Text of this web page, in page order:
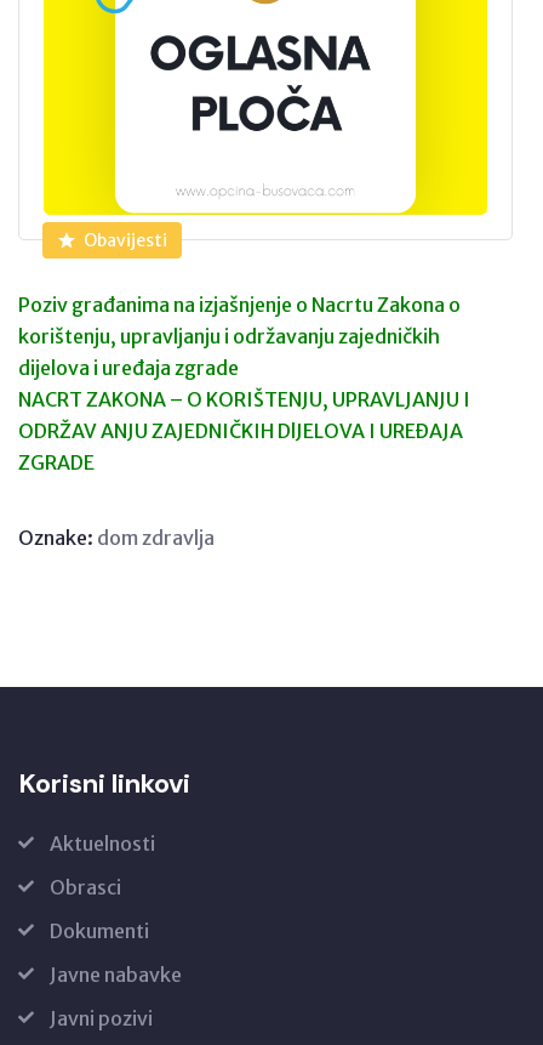
Obavijesti
Poziv građanima na izjašnjenje o Nacrtu Zakona o
korištenju, upravljanju i održavanju zajedničkih
dijelova i uređaja zgrade
NACRT ZAKONA – O KORIŠTENJU, UPRAVLJANJU I
ODRŽAV ANJU ZAJEDNIČKIH DlJELOVA I UREĐAJA
ZGRADE
Oznake: dom zdravlja
Korisni linkovi
Aktuelnosti
Obrasci
Dokumenti
Javne nabavke
Javni pozivi